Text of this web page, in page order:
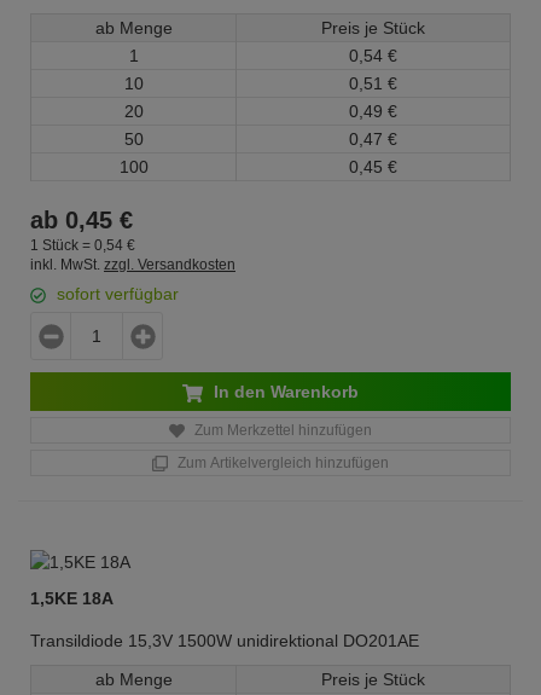
ab Menge
Preis je Stück
1
0, 54 €
10
0, 51 €
20
0, 49 €
50
0, 47 €
100
0, 45 €
ab 0,45 €
1 Stück = 0, 54 €
inkl. MwSt. zzgl. Versandkosten
sofort verfügbar
In den Warenkorb
Zum Merkzettel hinzufügen
Zum Artikelvergleich hinzufügen
1,5KE 18A
Transildiode 15,3V 1500W unidirektional DO201AE
ab Menge
Preis je Stück